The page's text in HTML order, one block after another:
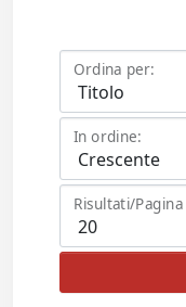
Ordina per:
In ordine:
Risultati/Pagina